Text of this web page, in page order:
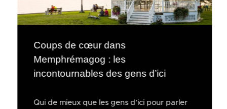
Coups de cœur dans
Memphrémagog : les
incontournables des gens d’ici
Qui de mieux que les gens d’ici pour parler